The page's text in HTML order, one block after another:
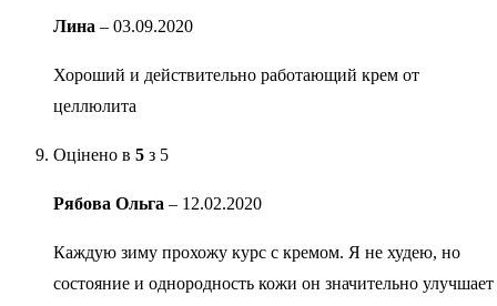
Лина – 03.09.2020
Хороший и действительно работающий крем от
целлюлита
Оцінено в 5 з 5
Рябова Ольга – 12.02.2020
Каждую зиму прохожу курс с кремом. Я не худею, но
состояние и однородность кожи он значительно улучшает